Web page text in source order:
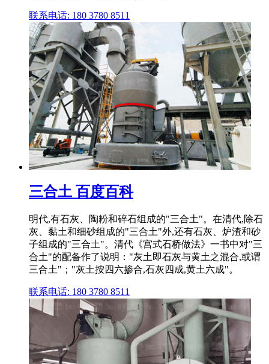
联系电话: 180 3780 8511
三合土 百度百科
明代,有石灰、陶粉和碎石组成的"三合土"。在清代,除石
灰、黏土和细砂组成的"三合土"外,还有石灰、炉渣和砂
子组成的"三合土"。清代《宫式石桥做法》一书中对"三
合土"的配备作了说明："灰土即石灰与黄土之混合,或谓
三合土"；"灰土按四六掺合,石灰四成,黄土六成"。
联系电话: 180 3780 8511